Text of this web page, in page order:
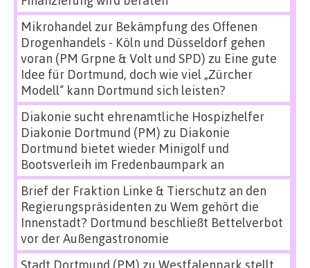
Mikrohandel zur Bekämpfung des Offenen
Drogenhandels - Köln und Düsseldorf gehen
voran (PM Grpne & Volt und SPD) zu Eine gute
Idee für Dortmund, doch wie viel „Zürcher
Modell“ kann Dortmund sich leisten?
Diakonie sucht ehrenamtliche Hospizhelfer
Diakonie Dortmund (PM) zu Diakonie
Dortmund bietet wieder Minigolf und
Bootsverleih im Fredenbaumpark an
Brief der Fraktion Linke & Tierschutz an den
Regierungspräsidenten zu Wem gehört die
Innenstadt? Dortmund beschließt Bettelverbot
vor der Außengastronomie
Stadt Dortmund (PM) zu Westfalenpark stellt